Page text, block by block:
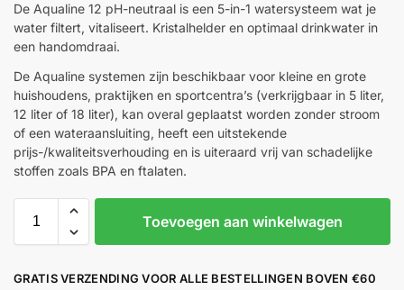
De Aqualine 12 pH-neutraal is een 5-in-1 watersysteem wat je
water filtert, vitaliseert. Kristalhelder en optimaal drinkwater in
een handomdraai.
De Aqualine systemen zijn beschikbaar voor kleine en grote
huishoudens, praktijken en sportcentra’s (verkrijgbaar in 5 liter,
12 liter of 18 liter), kan overal geplaatst worden zonder stroom
of een wateraansluiting, heeft een uitstekende
prijs-/kwaliteitsverhouding en is uiteraard vrij van schadelijke
stoffen zoals BPA en ftalaten.
Toevoegen aan winkelwagen
GRATIS VERZENDING VOOR ALLE BESTELLINGEN BOVEN €60